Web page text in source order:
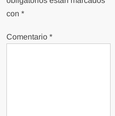
con*
Comentario*